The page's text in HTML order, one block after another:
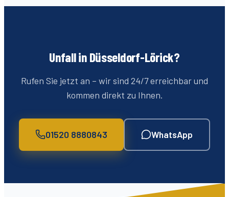
Unfall in Düsseldorf-Lörick?
Rufen Sie jetzt an – wir sind 24/7 erreichbar und
kommen direkt zu Ihnen.
01520 8880843 WhatsApp